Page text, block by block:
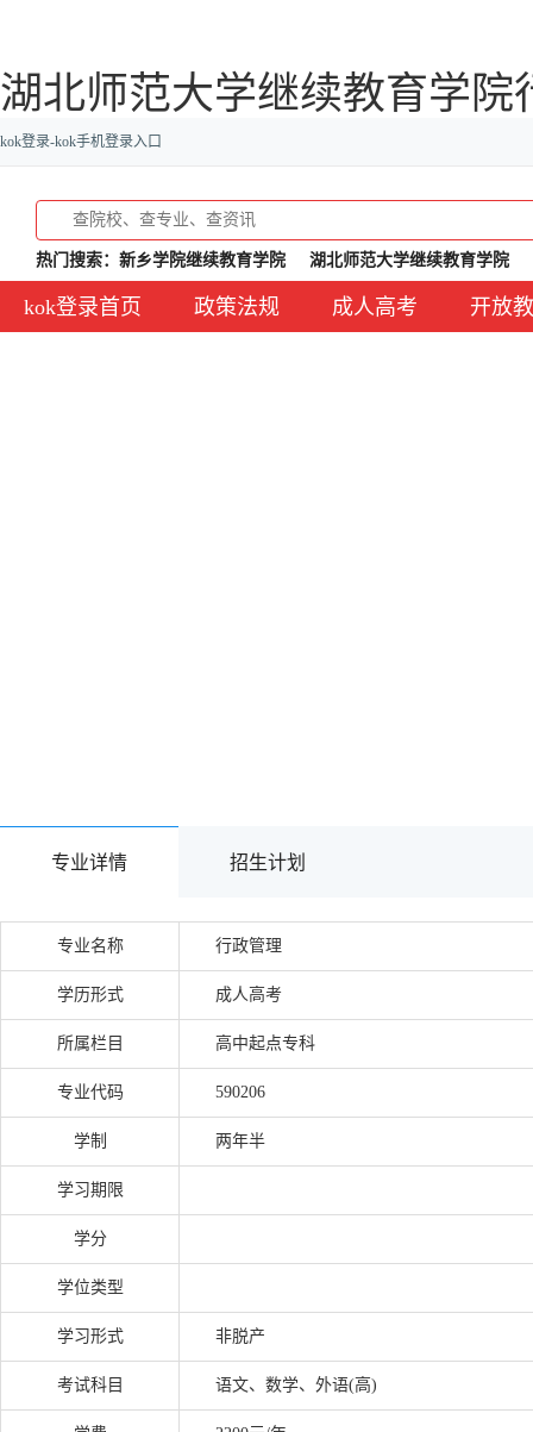
湖北师范大学继续教育学院
kok登录-kok手机登录入口
热门搜索： 新乡学院继续教育学院 湖北师范大学继续教育学院
kok登录首页 政策法规 成人高考 开放
专业详情 招生计划
专业名称 行政管理
学历形式 成人高考
所属栏目 高中起点专科
专业代码 590206
学制 两年半
学习期限
学分
学位类型
学习形式 非脱产
考试科目 语文、数学、外语(高)